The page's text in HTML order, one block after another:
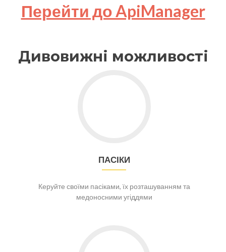
Перейти до ApiManager
Дивовижні можливості
ПАСІКИ
Керуйте своїми пасіками, їх розташуванням та
медоносними угіддями